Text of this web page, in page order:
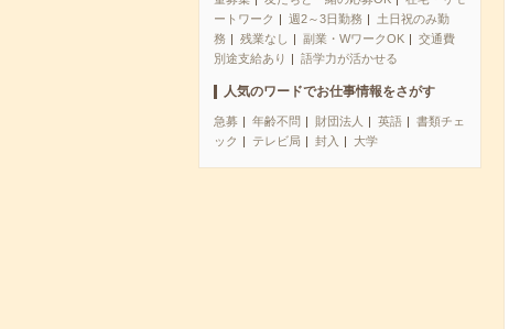
ートワーク
週2～3日勤務
土日祝のみ勤
務
残業なし 副業・WワークOK
交通費
別途支給あり
語学力が活かせる
人気のワードでお仕事情報をさがす
急募 年齢不問 財団法人 英語
書類チェ
ック
テレビ局 封入 大学